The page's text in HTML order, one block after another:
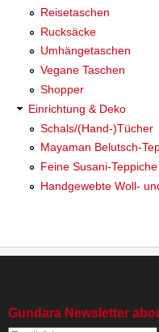
Reisetaschen
Rucksäcke
Umhängetaschen
Vegane Taschen
Shopper
Einrichtung & Deko
Schals/(Hand-)Tücher
Mayaman Belutsch-
Feine Susani-Teppiche
Handgewebte Woll-
Gundara Newsletter